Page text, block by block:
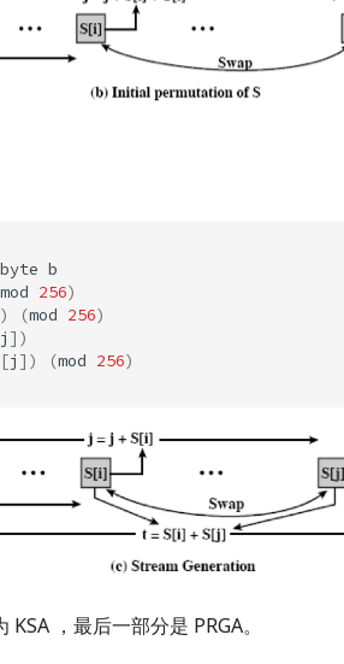
byte b
mod 256)
(mod 256)
j ])
[j ]) (mod 256)
，最后一部分是 PRGA。